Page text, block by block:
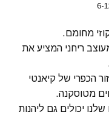
6-
מחומם.
ריחני המציע את
הכפרי של קיאנטי
יכולים גם ליהנות